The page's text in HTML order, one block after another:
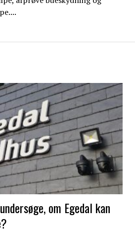
om Egedal kan